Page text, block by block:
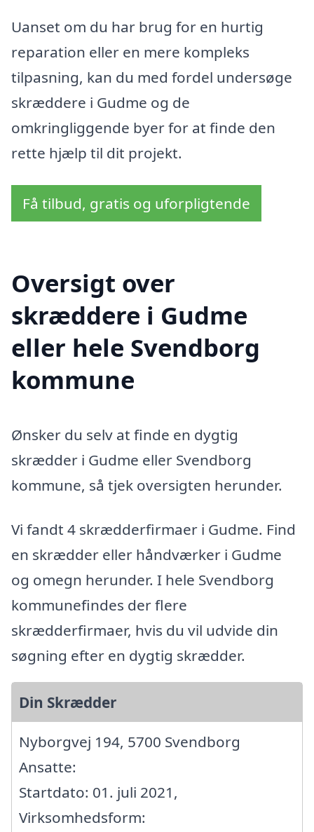
Uanset om du har brug for en hurtig
reparation eller en mere kompleks
tilpasning, kan du med fordel undersøge
skræddere i Gudme og de
omkringliggende byer for at finde den
rette hjælp til dit projekt.
Få tilbud, gratis og uforpligtende
Oversigt over
skræddere i Gudme
eller hele Svendborg
kommune
Ønsker du selv at finde en dygtig
skrædder i Gudme eller Svendborg
kommune, så tjek oversigten herunder.
Vi fandt 4 skrædderfirmaer i Gudme. Find
en skrædder eller håndværker i Gudme
og omegn herunder. I hele Svendborg
kommunefindes der flere
skrædderfirmaer, hvis du vil udvide din
søgning efter en dygtig skrædder.
Din Skrædder
Nyborgvej 194, 5700 Svendborg
Ansatte:
Startdato: 01. juli 2021,
Virksomhedsform: